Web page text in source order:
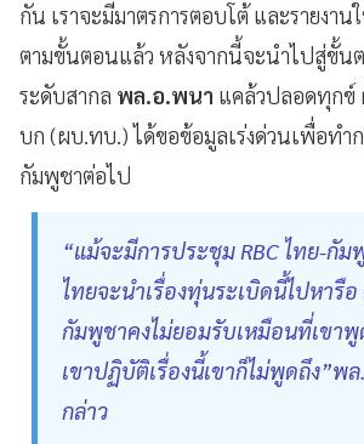
กัน เราจะมีมาตรการตอบโต้ และรายงาน
ตามขั้นตอนแล้ว หลังจากนี้จะนำไปสู่ขั้น
ระดับสากล พล.อ.พนา แคล้วปลอดทุกข์
บก (ผบ.ทบ.) ได้ขอข้อมูลเร่งด่วนเพื่อทำ
กัมพูชาต่อไป
“แม้จะมีการประชุม RBC ไทย-กัม
ไทยจะนำเรื่องทุ่นระเบิดนี้ไปหารือ
กัมพูชาคงไม่ยอมรับเหมือนที่เขาพู
เขาปฏิบัติเรื่องนี้เขาก็ไม่พูดถึง”
กล่าว